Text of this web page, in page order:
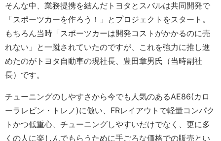
そんな中、業務提携を結んだトヨタとスバルは共同開発で
「スポーツカーを作ろう！」とプロジェクトをスタート。
もちろん当時「スポーツカーは開発コストがかかるのに売
れない」と一蹴されていたのですが、これを強力に推し進
めたのがトヨタ自動車の現社長、豊田章男氏（当時副社
長）です。
チューニングのしやすさから今でも人気のあるAE86(カロ
ーラレビン・トレノ)に倣い、FRレイアウトで軽量コンパク
トかつ低重心、チューニングしやすいだけでなく、更に多
くの人に楽しんでもらうために手ごろな価格での販売とい